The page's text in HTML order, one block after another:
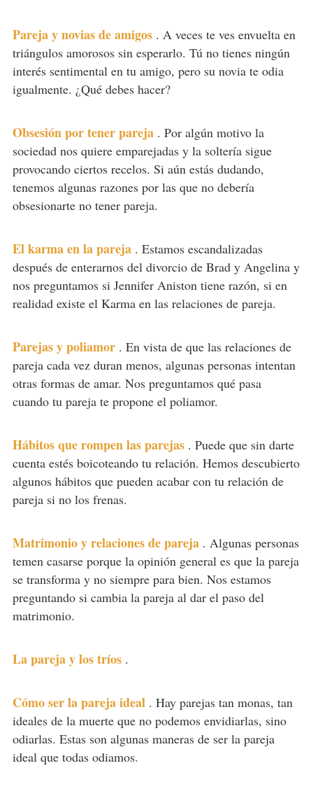
Pareja y novias de amigos . A veces te ves envuelta en
triángulos amorosos sin esperarlo. Tú no tienes ningún
interés sentimental en tu amigo, pero su novia te odia
igualmente. ¿Qué debes hacer?
Obsesión por tener pareja . Por algún motivo la
sociedad nos quiere emparejadas y la soltería sigue
provocando ciertos recelos. Si aún estás dudando,
tenemos algunas razones por las que no debería
obsesionarte no tener pareja.
El karma en la pareja . Estamos escandalizadas
después de enterarnos del divorcio de Brad y Angelina y
nos preguntamos si Jennifer Aniston tiene razón, si en
realidad existe el Karma en las relaciones de pareja.
Parejas y poliamor . En vista de que las relaciones de
pareja cada vez duran menos, algunas personas intentan
otras formas de amar. Nos preguntamos qué pasa
cuando tu pareja te propone el poliamor.
Hábitos que rompen las parejas . Puede que sin darte
cuenta estés boicoteando tu relación. Hemos descubierto
algunos hábitos que pueden acabar con tu relación de
pareja si no los frenas.
Matrimonio y relaciones de pareja . Algunas personas
temen casarse porque la opinión general es que la pareja
se transforma y no siempre para bien. Nos estamos
preguntando si cambia la pareja al dar el paso del
matrimonio.
La pareja y los tríos .
Cómo ser la pareja ideal . Hay parejas tan monas, tan
ideales de la muerte que no podemos envidiarlas, sino
odiarlas. Estas son algunas maneras de ser la pareja
ideal que todas odiamos.